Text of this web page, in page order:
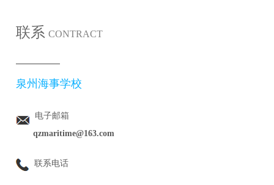
联系 CONTRACT
————
泉州海事学校
电子邮箱
qzmaritime@163.com
联系电话